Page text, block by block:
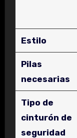
Estilo
Pilas
necesarias
Tipo de
cinturón de
seguridad